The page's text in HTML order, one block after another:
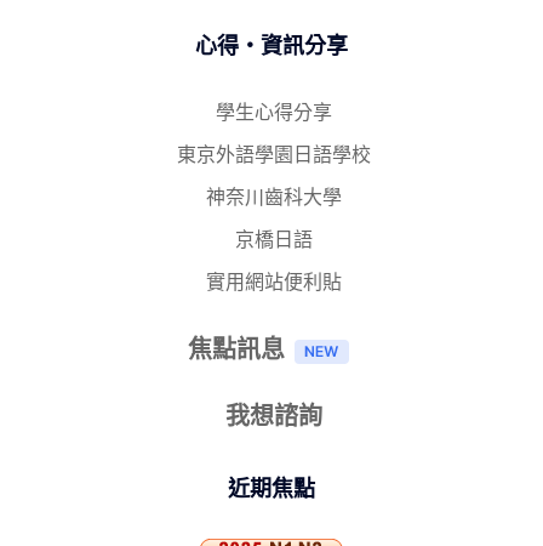
心得‧資訊分享
學生心得分享
東京外語學園日語學校
神奈川齒科大學
京橋日語
實用網站便利貼
焦點訊息
我想諮詢
近期焦點